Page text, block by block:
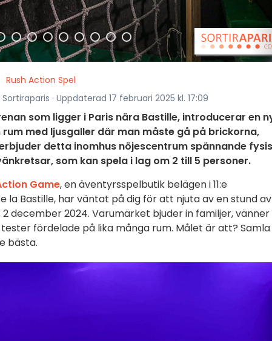
Rush Action Spel
· Uppdaterad 17 februari 2025 kl. 17:09
som ligger i Paris nära Bastille, introducerar en
med ljusgaller där man måste gå på brickorna,
detta inomhus nöjescentrum spännande
som kan spela i lag om 2 till 5 personer.
Game, en äventyrsspelbutik belägen i 11:e
Bastille, har väntat på dig för att njuta av en stund av
december 2024. Varumärket bjuder in familjer,
tester fördelade på lika många rum. Målet är att? Samla
bästa.